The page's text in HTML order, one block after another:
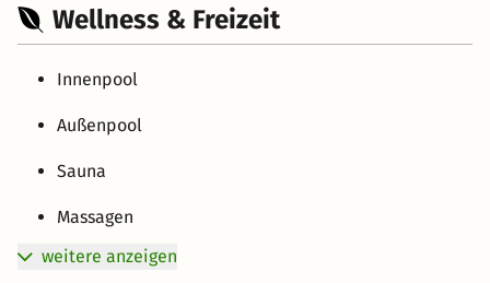
Wellness & Freizeit
Innenpool
Außenpool
Sauna
Massagen
weitere anzeigen